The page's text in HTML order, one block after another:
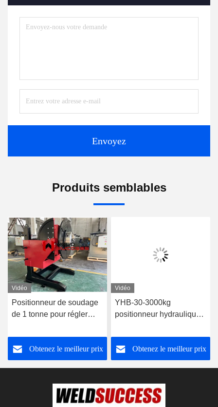
Envoyez
Produits semblables
Vidéo
Positionneur de soudage
de 1 tonne pour régler
du boulon
Obtenez le meilleur prix
Vidéo
YHB-30-3000kg
positionneur hydraulique
commande électrique
Obtenez le meilleur prix